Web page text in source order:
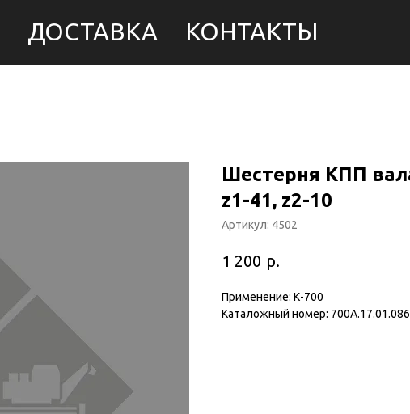
ДОСТАВКА КОНТАКТЫ
Шестерня КПП
z1-41, z2-10
Артикул: 4502
1 200 р.
Применение: К-700
Каталожный номер: 700А.17.01.086